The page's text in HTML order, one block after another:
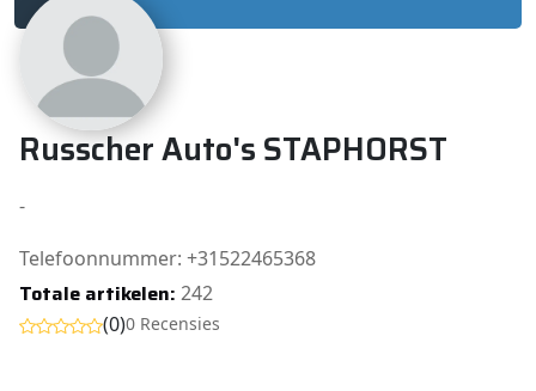
Russcher Auto's STAPHORST
-
Telefoonnummer: +31522465368
Totale artikelen: 242
(0)0 Recensies